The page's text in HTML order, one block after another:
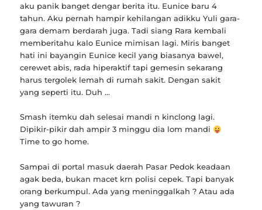
aku panik banget dengar berita itu. Eunice baru 4
tahun. Aku pernah hampir kehilangan adikku Yuli gara-
gara demam berdarah juga. Tadi siang Rara kembali
memberitahu kalo Eunice mimisan lagi. Miris banget
hati ini bayangin Eunice kecil yang biasanya bawel,
cerewet abis, rada hiperaktif tapi gemesin sekarang
harus tergolek lemah di rumah sakit. Dengan sakit
yang seperti itu. Duh …
Smash itemku dah selesai mandi n kinclong lagi.
Dipikir-pikir dah ampir 3 minggu dia lom mandi
Time to go home.
Sampai di portal masuk daerah Pasar Pedok keadaan
agak beda, bukan macet krn polisi cepek. Tapi banyak
orang berkumpul. Ada yang meninggalkah ? Atau ada
yang tawuran ?